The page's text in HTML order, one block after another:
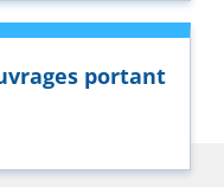
portant